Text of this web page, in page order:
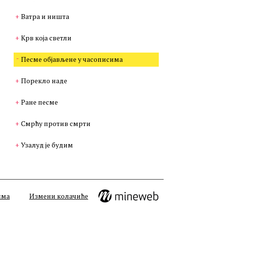
Ватра и ништа
Крв која светли
Песме објављене у часописима
Порекло наде
Ране песме
Смрћу против смрти
Узалуд је будим
Измени колачиће